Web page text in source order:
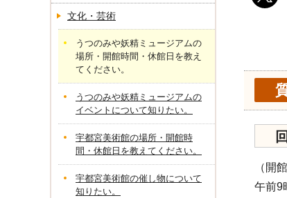
（開
午前9
文化・芸術
うつのみや妖精ミュージアムの
場所・開館時間・休館日を教え
てください。
うつのみや妖精ミュージアムの
イベントについて知りたい。
宇都宮美術館の場所・開館時
間・休館日を教えてください。
宇都宮美術館の催し物について
知りたい。